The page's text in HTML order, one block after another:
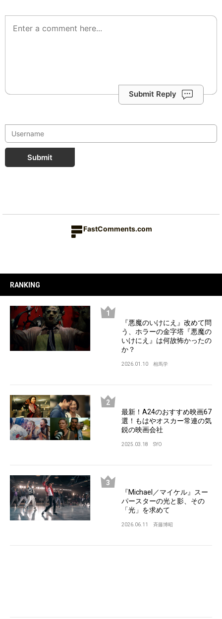
Submit Reply
Submit
FastComments.com
RANKING
『悪魔のいけにえ』改めて問
う、ホラーの金字塔『悪魔の
いけにえ』は何故怖かったの
か？
2026.01.10 相馬学
最新！A24のおすすめ映画67
選！もはやオスカー常連の気
鋭の映画会社
2025.03.18 SYO
『Michael／マイケル』スー
パースターの光と影、その
「光」を求めて
2026.06.11 斉藤博昭